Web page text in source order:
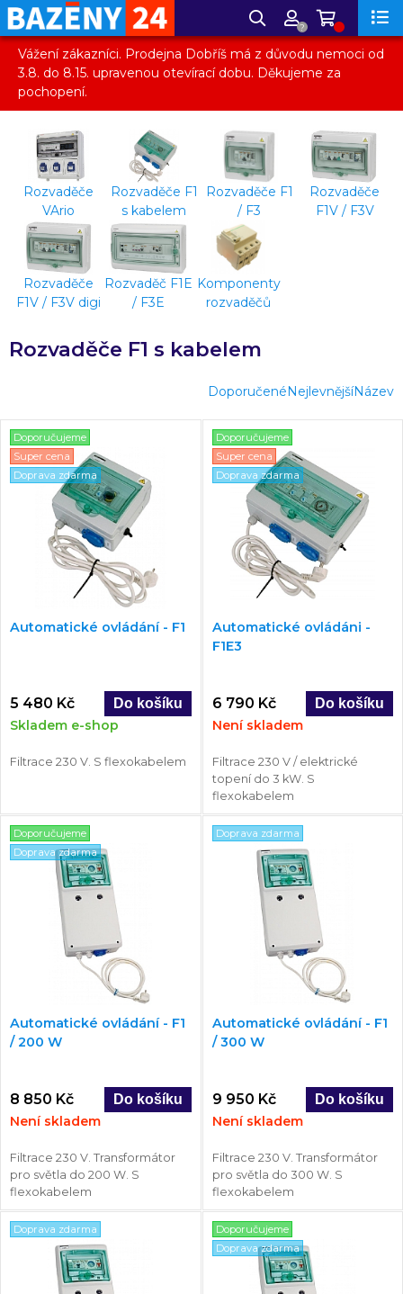
?
Vážení zákazníci. Prodejna Dobříš má z důvodu nemoci od
3.8. do 8.15. upravenou otevírací dobu. Děkujeme za
pochopení.
Rozvaděče
VArio
Rozvaděče F1
s kabelem
Rozvaděče F1
/ F3
Rozvaděče
F1V / F3V
Rozvaděče
F1V / F3V digi
Rozvaděč F1E
/ F3E
Komponenty
rozvaděčů
Rozvaděče F1 s kabelem
DoporučenéNejlevnějšíNázev
Doporučujeme
Super cena
Doprava zdarma
Automatické ovládání - F1
5 480 Kč
Skladem e-shop
Filtrace 230 V. S flexokabelem
Doporučujeme
Super cena
Doprava zdarma
Automatické ovládáni -
F1E3
6 790 Kč
Není skladem
Filtrace 230 V / elektrické
topení do 3 kW. S
flexokabelem
Doporučujeme
Doprava zdarma
Automatické ovládání - F1
/ 200 W
8 850 Kč
Není skladem
Filtrace 230 V. Transformátor
pro světla do 200 W. S
flexokabelem
Doprava zdarma
Automatické ovládání - F1
/ 300 W
9 950 Kč
Není skladem
Filtrace 230 V. Transformátor
pro světla do 300 W. S
flexokabelem
Doprava zdarma
Doporučujeme
Doprava zdarma